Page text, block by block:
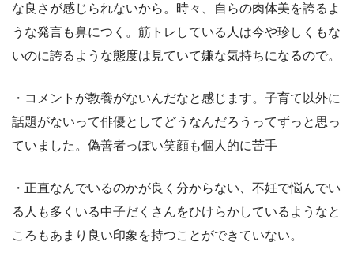
な良さが感じられないから。時々、自らの肉体美を誇るよ
うな発言も鼻につく。筋トレしている人は今や珍しくもな
いのに誇るような態度は見ていて嫌な気持ちになるので。
・コメントが教養がないんだなと感じます。子育て以外に
話題がないって俳優としてどうなんだろうってずっと思っ
ていました。偽善者っぽい笑顔も個人的に苦手
・正直なんでいるのかが良く分からない、不妊で悩んでい
る人も多くいる中子だくさんをひけらかしているようなと
ころもあまり良い印象を持つことができていない。